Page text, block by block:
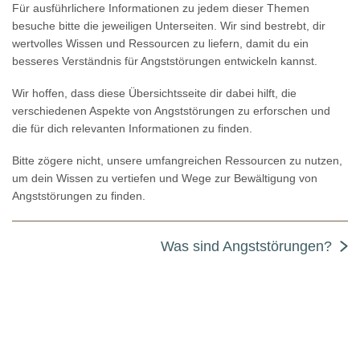
Für ausführlichere Informationen zu jedem dieser Themen
besuche bitte die jeweiligen Unterseiten. Wir sind bestrebt, dir
wertvolles Wissen und Ressourcen zu liefern, damit du ein
besseres Verständnis für Angststörungen entwickeln kannst.
Wir hoffen, dass diese Übersichtsseite dir dabei hilft, die
verschiedenen Aspekte von Angststörungen zu erforschen und
die für dich relevanten Informationen zu finden.
Bitte zögere nicht, unsere umfangreichen Ressourcen zu nutzen,
um dein Wissen zu vertiefen und Wege zur Bewältigung von
Angststörungen zu finden.
Was sind Angststörungen?